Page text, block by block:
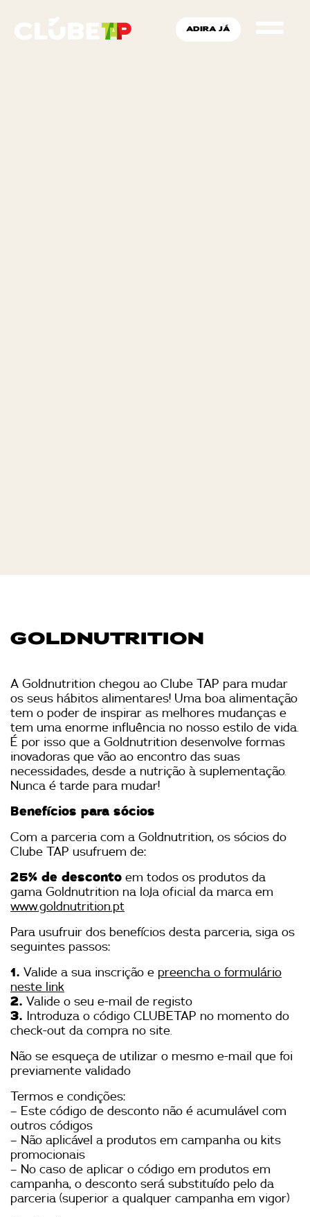
ADIRA JÁ
GOLDNUTRITION
A Goldnutrition chegou ao Clube TAP para mudar
os seus hábitos alimentares! Uma boa alimentação
tem o poder de inspirar as melhores mudanças e
tem uma enorme influência no nosso estilo de vida.
É por isso que a Goldnutrition desenvolve formas
inovadoras que vão ao encontro das suas
necessidades, desde a nutrição à suplementação.
Nunca é tarde para mudar!
Benefícios para sócios
Com a parceria com a Goldnutrition, os sócios do
Clube TAP usufruem de:
25% de desconto em todos os produtos da
gama Goldnutrition na loja oficial da marca em
www.goldnutrition.pt
Para usufruir dos benefícios desta parceria, siga os
seguintes passos:
1. Valide a sua inscrição e preencha o formulário
neste link
2. Valide o seu e-mail de registo
3. Introduza o código CLUBETAP no momento do
check-out da compra no site.
Não se esqueça de utilizar o mesmo e-mail que foi
previamente validado
Termos e condições:
– Este código de desconto não é acumulável com
outros códigos
– Não aplicável a produtos em campanha ou kits
promocionais
– No caso de aplicar o código em produtos em
campanha, o desconto será substituído pelo da
parceria (superior a qualquer campanha em vigor)